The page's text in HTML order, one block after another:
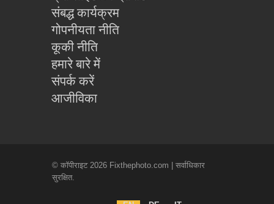
संबद्ध कार्यक्रम
गोपनीयता नीति
कूकी नीति
हमारे बारे में
संपर्क करें
आजीविका
© कॉपीराइट 2026 Fixthephoto.com | सर्वाधिकार
सुरक्षित.